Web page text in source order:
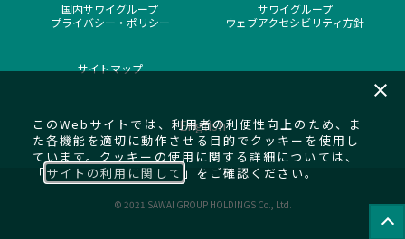
国内サワイグループ
プライバシー・ポリシー
サワイグループ
ウェブアクセシビリティ方針
サイトマップ
English
© 2021 SAWAI GROUP HOLDINGS Co., Ltd.
このWebサイトでは、利用者の利便性向上のため、ま
た各機能を適切に動作させる目的でクッキーを使用し
ています。クッキーの使用に関する詳細については、
「 サイトの利用に関して 」をご確認ください。
close